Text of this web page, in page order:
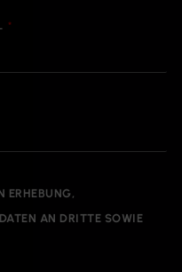
ERHEBUNG,
AN DRITTE SOWIE